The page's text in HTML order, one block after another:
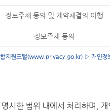
정보주체 동의 및 계약체결의 이행
정보주체 동의
지원포털(www.privacy.go.kr) ▷ 개인
시한 범위 내에서 처리하며,